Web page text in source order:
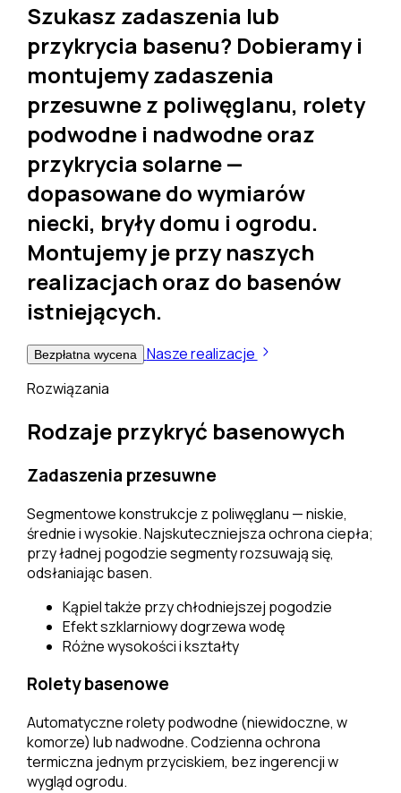
Szukasz zadaszenia lub
przykrycia basenu? Dobieramy i
montujemyzadaszenia
przesuwne z poliwęglanu, rolety
podwodne i nadwodne oraz
przykrycia solarne—
dopasowane do wymiarów
niecki, bryły domu i ogrodu.
Montujemy je przy naszych
realizacjach oraz do basenów
istniejących.
Bezpłatna wycena
Nasze realizacje
Rozwiązania
Rodzaje przykryć basenowych
Zadaszenia przesuwne
Segmentowe konstrukcje z poliwęglanu — niskie,
średnie i wysokie. Najskuteczniejsza ochrona ciepła;
przy ładnej pogodzie segmenty rozsuwają się,
odsłaniając basen.
Kąpiel także przy chłodniejszej pogodzie
Efekt szklarniowy dogrzewa wodę
Różne wysokości i kształty
Rolety basenowe
Automatyczne rolety podwodne (niewidoczne, w
komorze) lub nadwodne. Codzienna ochrona
termiczna jednym przyciskiem, bez ingerencji w
wygląd ogrodu.